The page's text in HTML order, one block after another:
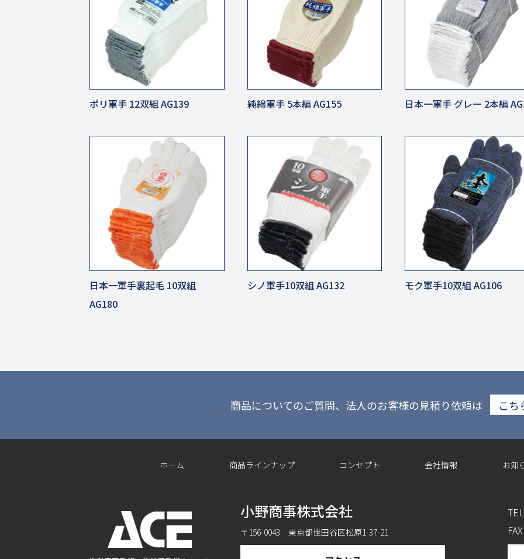
ポリ軍手 12双組 AG139 純綿軍手 5本編 AG155 日本一軍手 グレー 2本編
日本一軍手裏起毛 10双組
AG180
シノ軍手10双組 AG132 モク軍手10双組 AG106
商品についてのご質問、法人のお客様の見積り依頼は こち
ホーム 商品ラインナップ コンセプト 会社情報 お知
小野商事株式会社
〒156-0043 東京都世田谷区松原1-37-21